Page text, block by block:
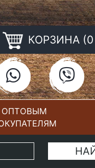
КОРЗИНА
ОПТОВЫМ